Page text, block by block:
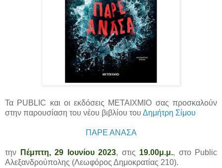
Τα PUBLIC και οι εκδόσεις ΜΕΤΑΙΧΜΙΟ σας προσκαλούν
στην παρουσίαση του νέου βιβλίου του Δημήτρη Σίμου
ΠΑΡΕ ΑΝΑΣΑ
την Πέμπτη, 29 Ιουνίου 2023, στις 19.00μ.μ., στο Public
Αλεξανδρούπολης (Λεωφόρος Δημοκρατίας 210).